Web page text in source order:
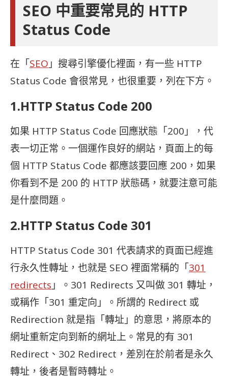
SEO 中重要常見的 HTTP
Status Code
在「SEO 」搜尋引擎優化裡面，有一些 HTTP
Status Code 會很常見，也很重要，列在下方。
1.HTTP Status Code 200
如果 HTTP Status Code 回應狀態「200」，代
表一切正常。一個運作良好的網站，頁面上的每
個 HTTP Status Code 都應該要回應 200，如果
你看到不是 200 的 HTTP 狀態碼，就要注意可能
是什麼問題。
2.HTTP Status Code 301
HTTP Status Code 301 代表請求的頁面已經進
行永久性轉址，也就是 SEO 裡面常稱的「301
redirects 」。301 Redirects 又叫做 301 轉址，
或稱作「301 重定向」。所謂的 Redirect 或
Redirection 就是指「轉址」的意思，將原本的
網址重新定向到新的網址上。常見的有 301
Redirect、302 Redirect，差別在於前者是永久
轉址，後者是暫時轉址。